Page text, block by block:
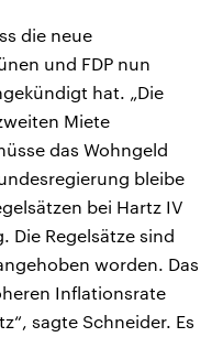
die neue
und FDP nun
hat. „Die
Miete
das Wohngeld
bleibe
bei Hartz IV
Die Regelsätze sind
worden. Das
Inflationsrate
sagte Schneider. Es